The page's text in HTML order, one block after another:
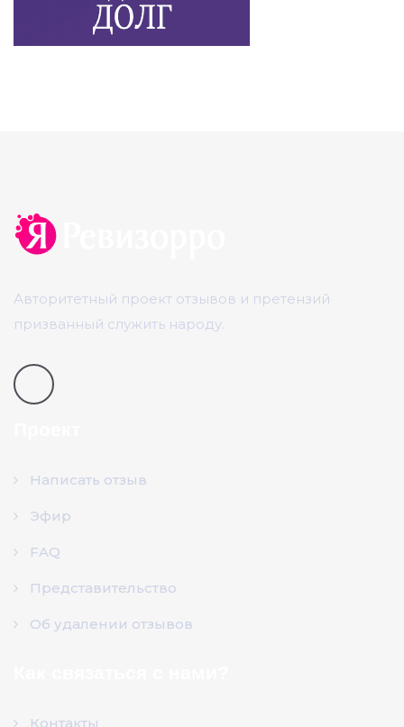
Авторитетный проект отзывов и претензий
призванный служить народу.
Написать отзыв
Эфир
FAQ
Представительство
Об удалении отзывов
Контакты